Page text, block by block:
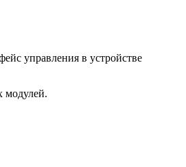
управления в устройстве
модулей.